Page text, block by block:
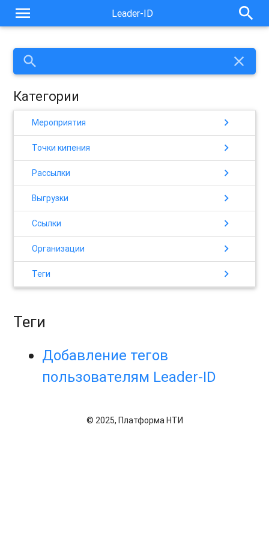
menu Leader-ID search
search close
Категории
Мероприятия chevron_right
Точки кипения chevron_right
Рассылки chevron_right
Выгрузки chevron_right
Ссылки chevron_right
Организации chevron_right
Теги chevron_right
Теги
Добавление тегов
пользователям Leader-ID
© 2025, Платформа НТИ